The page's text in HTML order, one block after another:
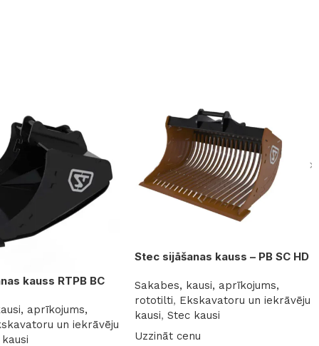
kauss RTPB BC
aprīkojums,
un iekrāvēju
Stec sijāšanas kauss – PB SC HD
Sakabes, kausi, aprīkojums,
rototilti, Ekskavatoru un iekrāvēju
kausi,Stec kausi
Uzzināt cenu